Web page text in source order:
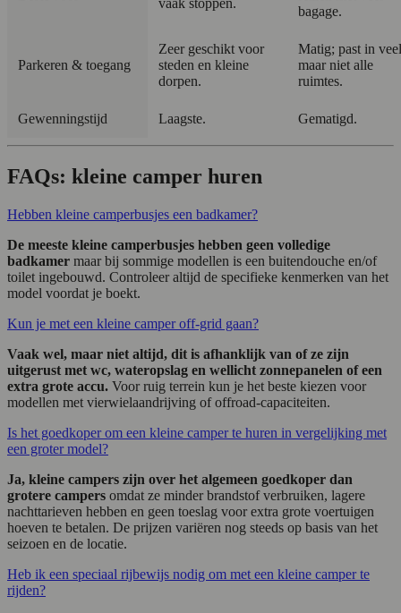
bagage.
Parkeren & toegang
Zeer geschikt voor
steden en kleine
dorpen.
Matig; past in
maar niet alle
ruimtes.
Gewenningstijd Laagste. Gematigd.
FAQs: kleine camper huren
Hebben kleine camperbusjes een badkamer?
De meeste kleine camperbusjes hebben geen volledige
badkamer maar bij sommige modellen is een buitendouche en/of
toilet ingebouwd. Controleer altijd de specifieke kenmerken van het
model voordat je boekt.
Kun je met een kleine camper off-grid gaan?
Vaak wel, maar niet altijd, dit is afhanklijk van of ze zijn
uitgerust met wc, wateropslag en wellicht zonnepanelen of een
extra grote accu. Voor ruig terrein kun je het beste kiezen voor
modellen met vierwielaandrijving of offroad-capaciteiten.
Is het goedkoper om een kleine camper te huren in vergelijking met
een groter model?
Ja, kleine campers zijn over het algemeen goedkoper dan
grotere campers omdat ze minder brandstof verbruiken, lagere
nachttarieven hebben en geen toeslag voor extra grote voertuigen
hoeven te betalen. De prijzen variëren nog steeds op basis van het
seizoen en de locatie.
Heb ik een speciaal rijbewijs nodig om met een kleine camper te
rijden?